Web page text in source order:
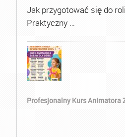
Jak przygotować się do
Praktyczny …
Profesjonalny Kurs Animatora